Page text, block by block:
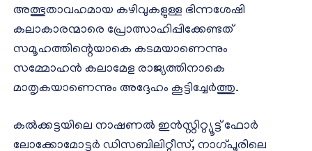
അത്ഭുതാവഹമായ കഴിവുകളുള്ള ഭിന്നശേഷി
കലാകാരന്മാരെ പ്രോത്സാഹിപ്പിക്കേണ്ടത്
സമൂഹത്തിന്റെയാകെ കടമയാണെന്നും
സമ്മോഹൻ കലാമേള രാജ്യത്തിനാകെ
മാതൃകയാണെന്നും അദ്ദേഹം കൂട്ടിച്ചേർത്തു.
കൽക്കട്ടയിലെ നാഷണൽ ഇൻസ്റ്റിറ്റ്യൂട്ട് ഫോർ
ലോക്കോമോട്ടർ ഡിസബിലിറ്റീസ്, നാഗ്പൂരിലെ